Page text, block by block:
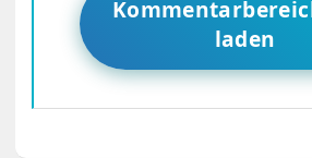
laden